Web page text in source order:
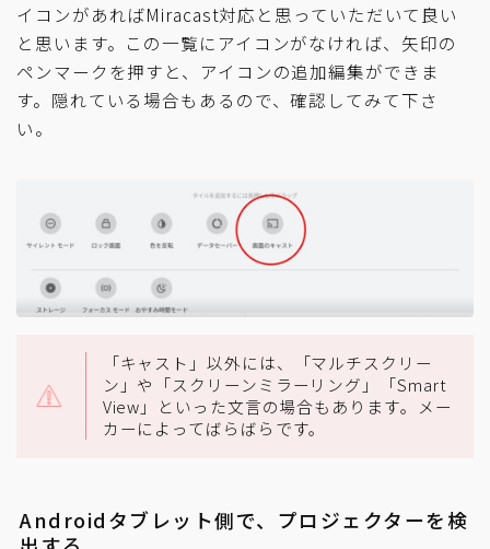
イコンがあればMiracast対応と思っていただいて良い
と思います。この一覧にアイコンがなければ、矢印の
ペンマークを押すと、アイコンの追加編集ができま
す。隠れている場合もあるので、確認してみて下さ
い。
「キャスト」以外には、「マルチスクリー
ン」や「スクリーンミラーリング」「Smart
View」といった文言の場合もあります。メー
カーによってばらばらです。
Androidタブレット側で、プロジェクターを検